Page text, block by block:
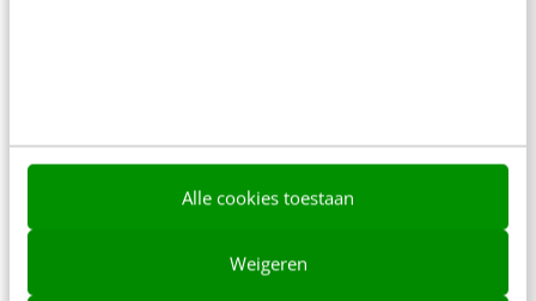
Alle cookies toestaan
Weigeren
Jacqueline Fackeldey· 16 jaar geleden